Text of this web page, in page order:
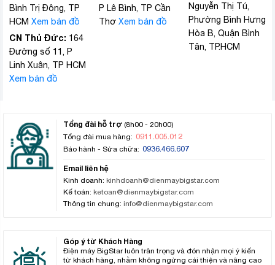
Bình Trị Đông, TP
HCM Xem bản đồ
CN Thủ Đức: 164
Đường số 11, P
Linh Xuân, TP HCM
Xem bản đồ
P Lê Bình, TP Cần
Thơ Xem bản đồ
Nguyễn Thị Tú,
Phường Bình Hưng
Hòa B, Quận Bình
Tân, TP.HCM
Tổng đài hỗ trợ (8h00 - 20h00)
Tổng đài mua hàng: 0911.005.012
Bảo hành - Sửa chữa: 0936.466.607
Email liên hệ
Kinh doanh: kinhdoanh@dienmaybigstar.com
Kế toán: ketoan@dienmaybigstar.com
Thông tin chung: info@dienmaybigstar.com
Góp ý từ Khách Hàng
Điện máy BigStar luôn trân trọng và đón nhận mọi ý kiến
từ khách hàng, nhằm không ngừng cải thiện và nâng cao